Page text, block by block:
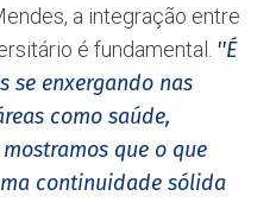
a integração entre
é fundamental. ''É
se enxergando nas
como saúde,
que o que
continuidade sólida